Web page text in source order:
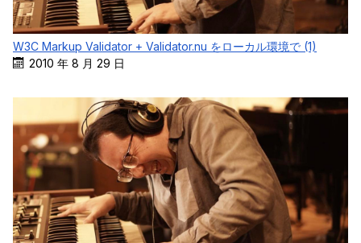
W3C Markup Validator + Validator.nu をローカル環境で (1)
2010 年 8 月 29 日